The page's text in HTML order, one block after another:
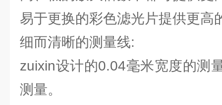
易于更换的彩色滤光片提供更高
细而清晰的测量线:
zuixin设计的0.04毫米宽度的测
测量。